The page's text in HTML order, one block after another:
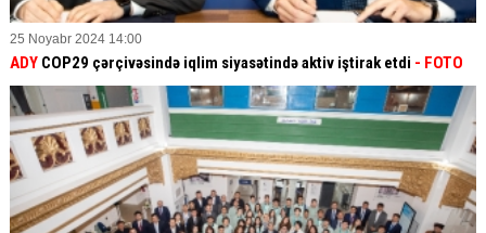
25 Noyabr 2024 14:00
ADY COP29 çərçivəsində iqlim siyasətində aktiv iştirak etdi - FOTO